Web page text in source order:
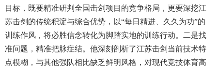
目标，既要精准研判全国击剑项目的竞争格局，更要深挖江
苏击剑的传统积淀与综合优势，以“每日精进、久久为功”的
训练作风，将必胜信念转化为脚踏实地的训练行动。二是找
准问题，精准把脉症结。他深刻剖析了江苏击剑当前技术特
点模糊，与其他强队相比缺乏鲜明风格，对现代竞技体育高